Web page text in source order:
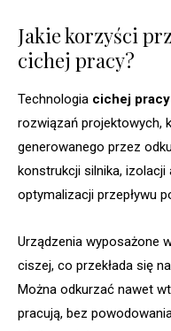
Jakie korzyści
cichej pracy?
Technologia cichej pracy
rozwiązań projektowych,
generowanego przez
konstrukcji silnika,
optymalizacji przepływu
Urządzenia wyposażone
ciszej, co przekłada się
Można odkurzać nawet
pracują, bez